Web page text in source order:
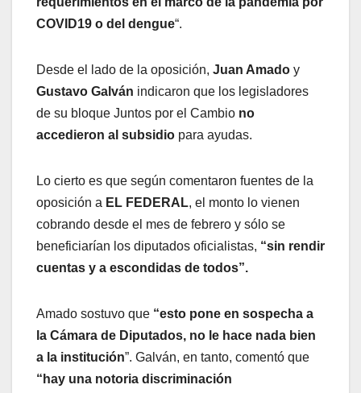
COVID19 o del dengue“.
Desde el lado de la oposición, Juan Amado y
Gustavo Galván indicaron que los legisladores
de su bloque Juntos por el Cambio no
accedieron al subsidio para ayudas.
Lo cierto es que según comentaron fuentes de la
oposición a EL FEDERAL, el monto lo vienen
cobrando desde el mes de febrero y sólo se
beneficiarían los diputados oficialistas, “sin rendir
cuentas y a escondidas de todos”.
Amado sostuvo que “esto pone en sospecha a
la Cámara de Diputados, no le hace nada bien
a la institución”. Galván, en tanto, comentó que
“hay una notoria discriminación